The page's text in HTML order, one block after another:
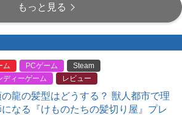
もっと見る
ム PCゲーム
Steam
ディーゲーム
レビュー
龍の髪型はどうする？ 獣人都市で理
なる『けものたちの髪切り屋』プレ